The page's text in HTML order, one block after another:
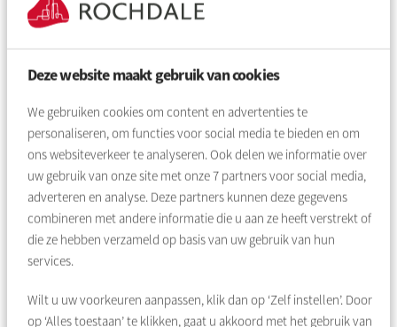
Deze website maakt gebruik van cookies
We gebruiken cookies om content en advertenties te
personaliseren, om functies voor social media te bieden en om
ons websiteverkeer te analyseren. Ook delen we informatie over
uw gebruik van onze site met onze7 partners voor social media,
adverteren en analyse. Deze partners kunnen deze gegevens
combineren met andere informatie die u aan ze heeft verstrekt of
die ze hebben verzameld op basis van uw gebruik van hun
services.
Wilt u uw voorkeuren aanpassen, klik dan op ‘Zelf instellen’. Door
op ‘Alles toestaan’ te klikken, gaat u akkoord met het gebruik van
groene, autoluwe buurt en is zo ontworpen dat er
zoveel mogelijk interactie ontstaat tussen
gebouwen.
Woonruimte voor de bewoners van
Geldershoofd & Gravestein
In de buurt van Holland Park staan de twee Bijlmerflats
Geldershoofd en Gravestein. Beide flats worden de komende
jaren grootschalig gerenoveerd, waardoor alle bewoners
moeten verhuizen. We vinden het belangrijk dat iedereen de